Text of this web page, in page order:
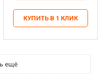
КУПИТЬ В 1 КЛИК
ещё